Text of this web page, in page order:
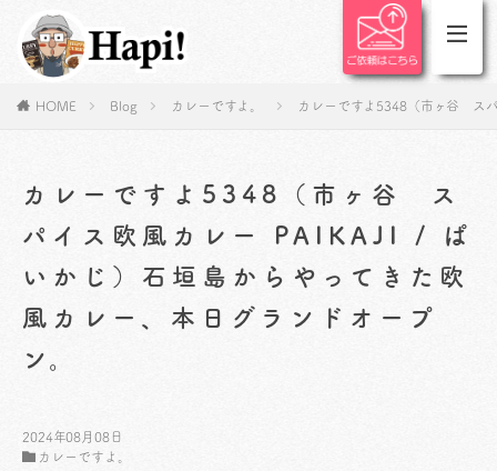
HOME Blog カレーですよ。 カレーですよ5348（市ヶ谷 ス
カレーですよ5348（市ヶ谷 ス
パイス欧風カレー PAIKAJI / ぱ
いかじ）石垣島からやってきた欧
風カレー、本日グランドオープ
ン。
2024年08月08日
カレーですよ。